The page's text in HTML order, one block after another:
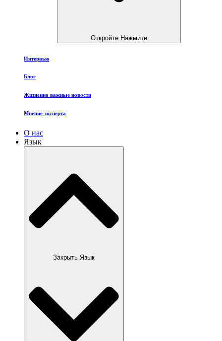
Откройте Нажмите
Интервью
Блог
Жизненно важные новости
Мнение эксперта
О нас
Язык
Закрыть Язык